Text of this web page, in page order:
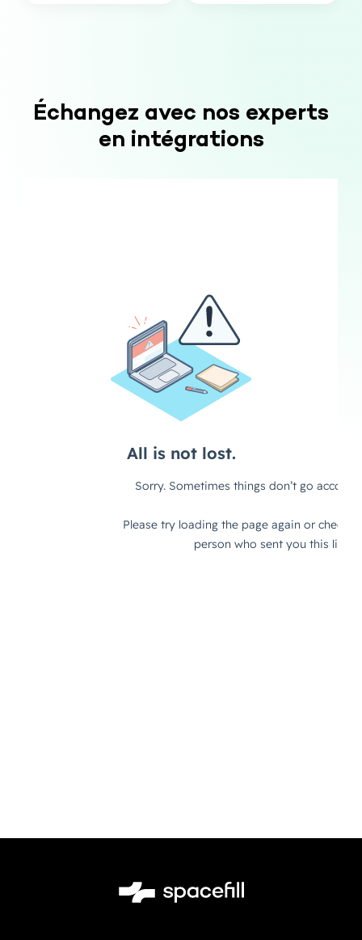
Échangez avec nos experts
en intégrations